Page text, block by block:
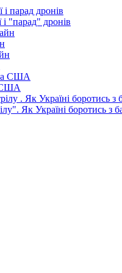
"парад" дронів
США
Як Україні боротись з